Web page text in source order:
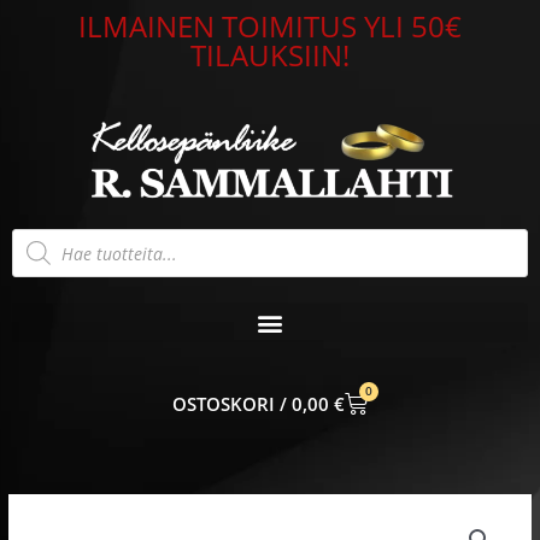
ILMAINEN TOIMITUS YLI 50€
TILAUKSIIN!
Products
search
0,00 €
0
CART